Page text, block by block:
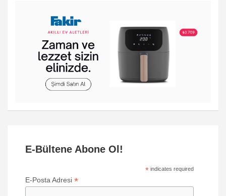
E-Bültene Abone Ol!
* indicates required
E-Posta Adresi *